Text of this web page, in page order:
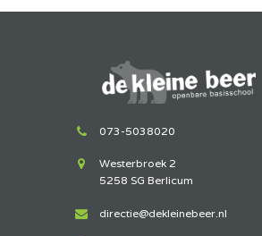
073-5038020
Westerbroek 2
5258 SG Berlicum
directie@dekleinebeer.nl